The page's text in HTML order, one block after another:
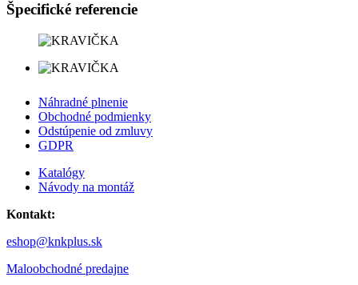
Špecifické referencie
Náhradné plnenie
Obchodné podmienky
Odstúpenie od zmluvy
GDPR
Katalógy
Návody na montáž
Kontakt:
eshop@knkplus.sk
Maloobchodné predajne